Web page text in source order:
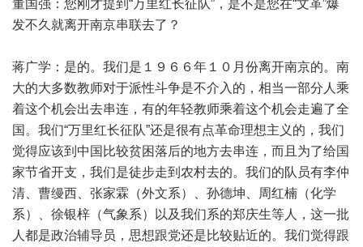
董国强：您刚才提到“万里红长征队”，是不是您在“文革”爆
发不久就离开南京串联去了？
蒋广学：是的。我们是１９６６年１０月份离开南京的。南
大的大多数教师对于派性斗争是不介入的，相当一部分人乘
着这个机会出去串连，有的年轻教师乘着这个机会走遍了全
国。我们“万里红长征队”还是很有点革命理想主义的，我们
觉得应该到中国比较贫困落后的地方去串连，而且为了给国
家节省开支，我们是徒步走到农村去的。我们的队员有李仲
清、曹缦西、张家霖（外文系）、孙德坤、周红楠（化学
系）、徐银梓（气象系）以及我们系的郑庆生等人，这一批
人都是政治辅导员，思想跟党还是比较贴近的。我们觉得跟